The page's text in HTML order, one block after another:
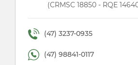
(CRMSC 18850 - RQE
(47) 3237-0935
(47) 98841-0117